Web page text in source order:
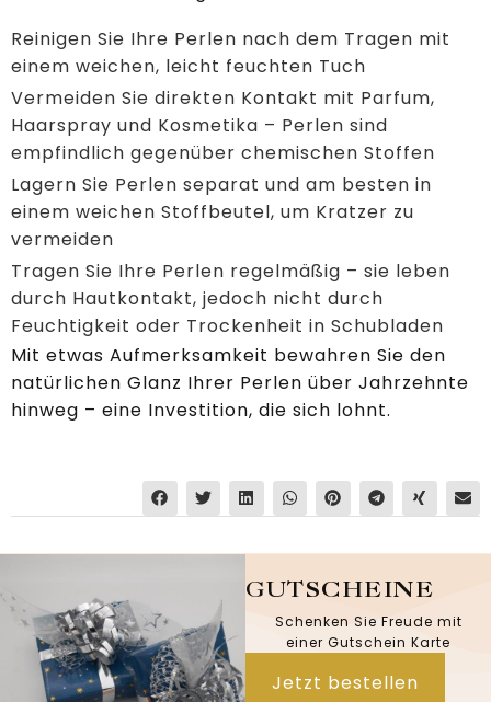
Reinigen Sie Ihre Perlen nach dem Tragen mit
einem weichen, leicht feuchten Tuch
Vermeiden Sie direkten Kontakt mit Parfum,
Haarspray und Kosmetika – Perlen sind
empfindlich gegenüber chemischen Stoffen
Lagern Sie Perlen separat und am besten in
einem weichen Stoffbeutel, um Kratzer zu
vermeiden
Tragen Sie Ihre Perlen regelmäßig – sie leben
durch Hautkontakt, jedoch nicht durch
Feuchtigkeit oder Trockenheit in Schubladen
Mit etwas Aufmerksamkeit bewahren Sie den
natürlichen Glanz Ihrer Perlen über Jahrzehnte
hinweg – eine Investition, die sich lohnt.
GUTSCHEINE
Schenken Sie Freude mit
einer Gutschein Karte
Jetzt bestellen